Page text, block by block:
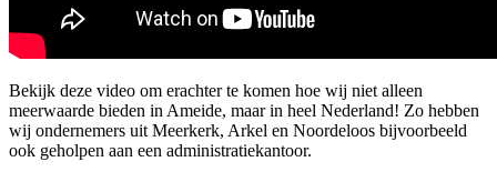
Bekijk deze video om erachter te komen hoe wij niet alleen
meerwaarde bieden in Ameide, maar in heel Nederland! Zo hebben
wij ondernemers uit Meerkerk, Arkel en Noordeloos bijvoorbeeld
ook geholpen aan een administratiekantoor.